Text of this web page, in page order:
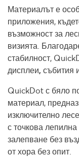
Материалът е
приложения,
възможност за
визията.
стабилност,
дисплеи, събития
QuickDot с бяло
материал,
изключително
с точкова
залепване без
от хора без опит.